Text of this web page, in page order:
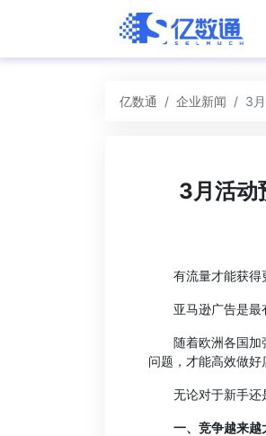
亿数通 企业新闻 3
3月活动
有流量才能获得更
亚马逊广告是最有
随着欧洲各国加强
问题，才能高效做好
无论对于新手还是
一、竞争越来越